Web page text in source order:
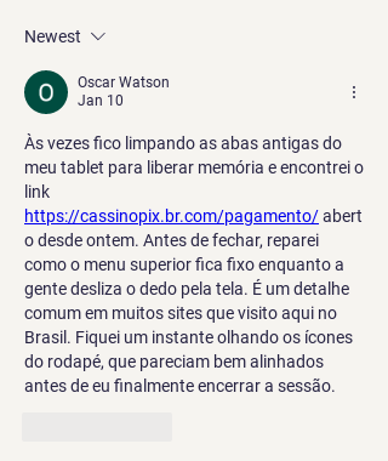
Newest
Oscar Watson
Jan 10
Às vezes fico limpando as abas antigas do
meu tablet para liberar memória e encontrei o
https://cassinopix.br.com/pagamento/ abert
o desde ontem. Antes de fechar, reparei
como o menu superior fica fixo enquanto a
gente desliza o dedo pela tela. É um detalhe
comum em muitos sites que visito aqui no
Brasil. Fiquei um instante olhando os ícones
do rodapé, que pareciam bem alinhados
antes de eu finalmente encerrar a sessão.